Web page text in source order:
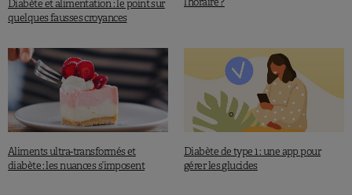
Diabète et alimentation : le point sur
quelques fausses croyances
Aliments ultra-transformés et
diabète : les nuances s’imposent
Diabète de type 1 : une app pour
gérer les glucides